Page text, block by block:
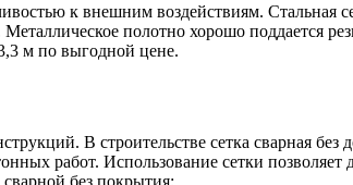
к внешним воздействиям. Стальная
полотно хорошо поддается
м по выгодной цене.
В строительстве сетка сварная без
работ. Использование сетки позволяет